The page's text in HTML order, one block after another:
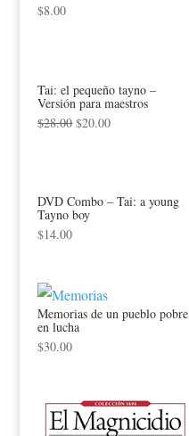
$8.00
Tai: el pequeño tayno –
Versión para maestros
$28.00 $20.00
DVD Combo – Tai: a young
Tayno boy
$14.00
Memorias de un pueblo pobre
en lucha
$30.00